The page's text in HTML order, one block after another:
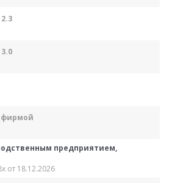
фирмой
предприятием,
от 18.12.2026